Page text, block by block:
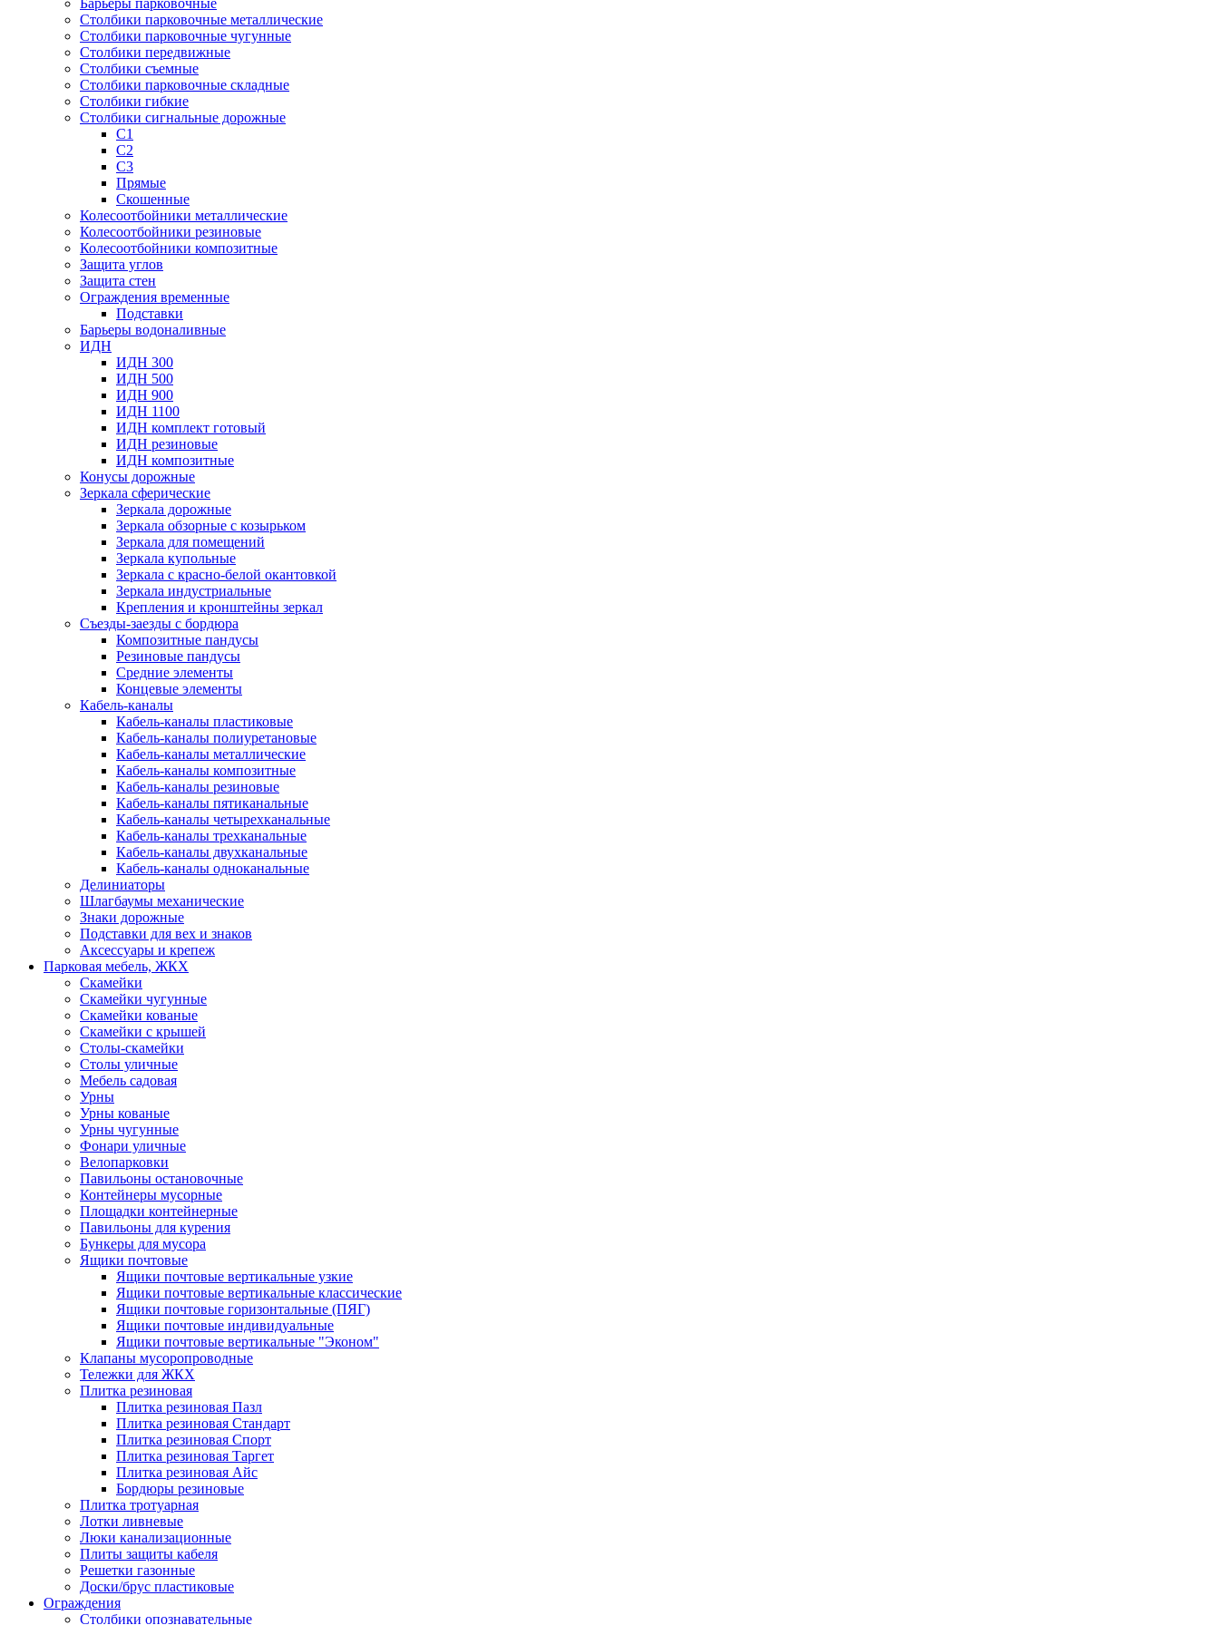
Барьеры парковочные
Столбики парковочные металлические
Столбики парковочные чугунные
Столбики передвижные
Столбики съемные
Столбики парковочные складные
Столбики гибкие
Столбики сигнальные дорожные
С1
С2
С3
Прямые
Скошенные
Колесоотбойники металлические
Колесоотбойники резиновые
Колесоотбойники композитные
Защита углов
Защита стен
Ограждения временные
Подставки
Барьеры водоналивные
ИДН
ИДН 300
ИДН 500
ИДН 900
ИДН 1100
ИДН комплект готовый
ИДН резиновые
ИДН композитные
Конусы дорожные
Зеркала сферические
Зеркала дорожные
Зеркала обзорные с козырьком
Зеркала для помещений
Зеркала купольные
Зеркала с красно-белой окантовкой
Зеркала индустриальные
Крепления и кронштейны зеркал
Съезды-заезды с бордюра
Композитные пандусы
Резиновые пандусы
Средние элементы
Концевые элементы
Кабель-каналы
Кабель-каналы пластиковые
Кабель-каналы полиуретановые
Кабель-каналы металлические
Кабель-каналы композитные
Кабель-каналы резиновые
Кабель-каналы пятиканальные
Кабель-каналы четырехканальные
Кабель-каналы трехканальные
Кабель-каналы двухканальные
Кабель-каналы одноканальные
Делиниаторы
Шлагбаумы механические
Знаки дорожные
Подставки для вех и знаков
Аксессуары и крепеж
Парковая мебель, ЖКХ
Скамейки
Скамейки чугунные
Скамейки кованые
Скамейки с крышей
Столы-скамейки
Столы уличные
Мебель садовая
Урны
Урны кованые
Урны чугунные
Фонари уличные
Велопарковки
Павильоны остановочные
Контейнеры мусорные
Площадки контейнерные
Павильоны для курения
Бункеры для мусора
Ящики почтовые
Ящики почтовые вертикальные узкие
Ящики почтовые вертикальные классические
Ящики почтовые горизонтальные (ПЯГ)
Ящики почтовые индивидуальные
Ящики почтовые вертикальные "Эконом"
Клапаны мусоропроводные
Тележки для ЖКХ
Плитка резиновая
Плитка резиновая Пазл
Плитка резиновая Стандарт
Плитка резиновая Спорт
Плитка резиновая Таргет
Плитка резиновая Айс
Бордюры резиновые
Плитка тротуарная
Лотки ливневые
Люки канализационные
Плиты защиты кабеля
Решетки газонные
Доски/брус пластиковые
Ограждения
Столбики опознавательные